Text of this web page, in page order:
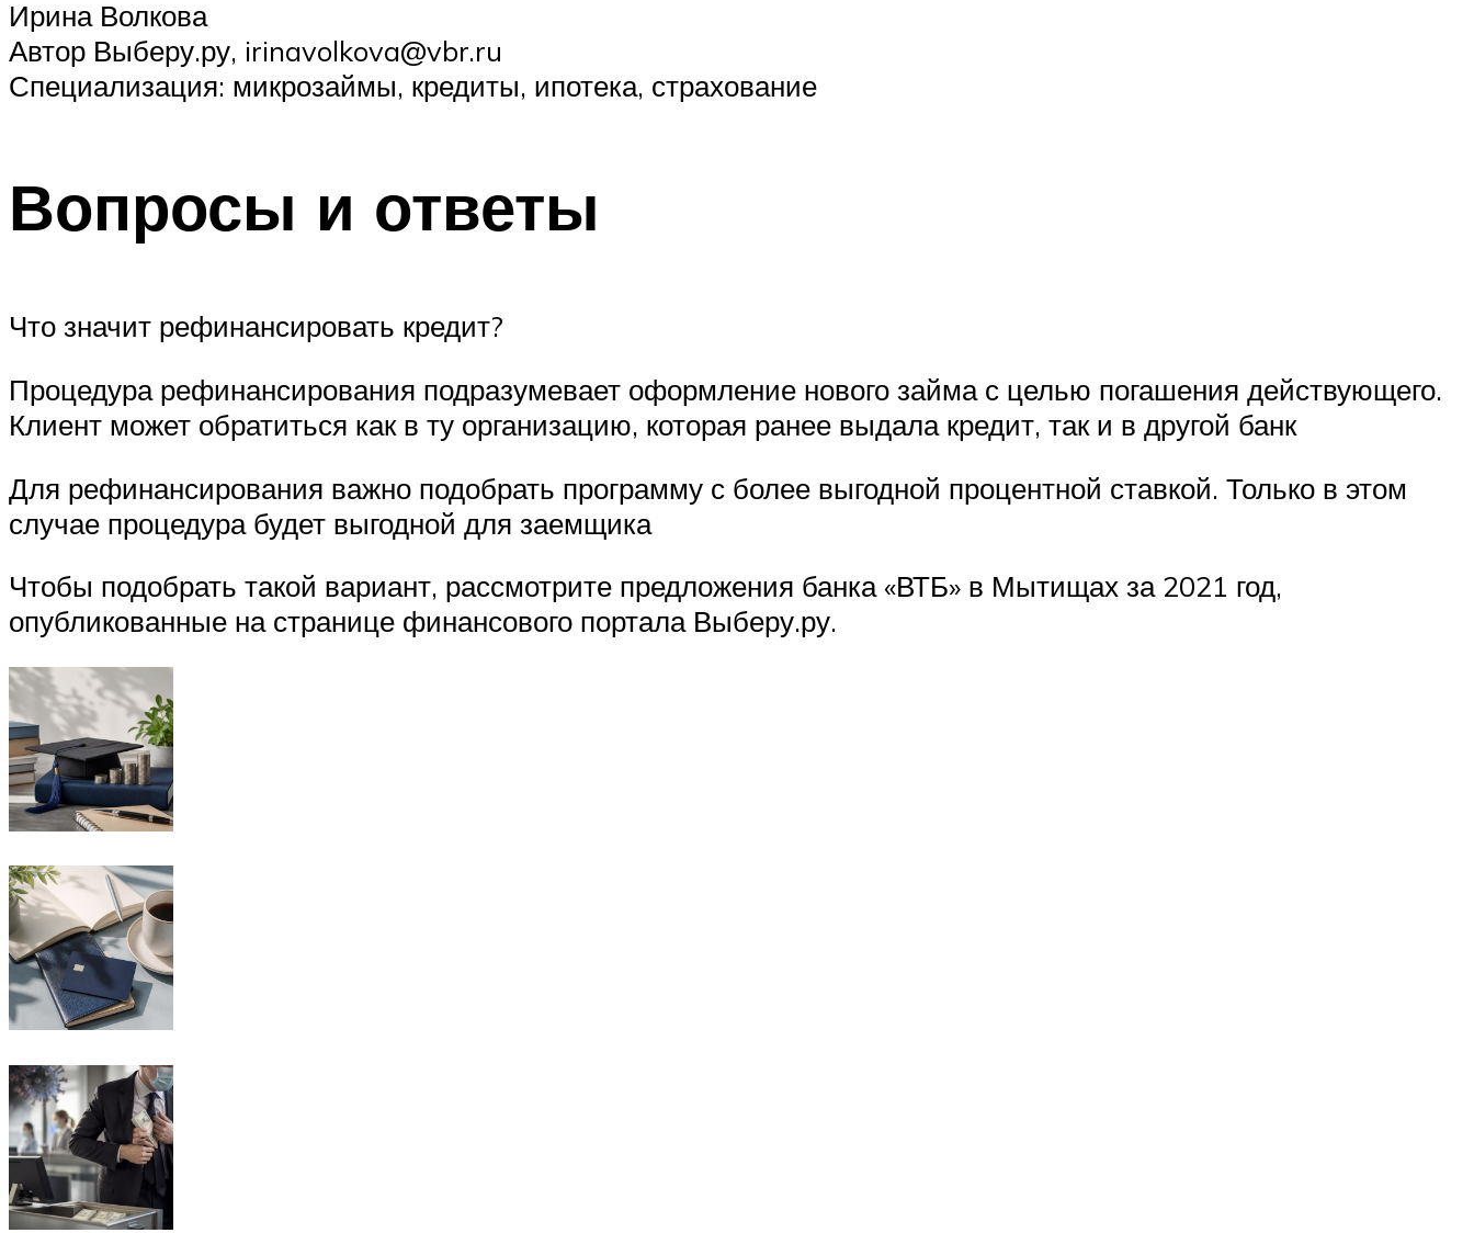
Ирина Волкова
Автор Выберу.ру, irinavolkova@vbr.ru
Специализация: микрозаймы, кредиты, ипотека, страхование
Вопросы и ответы
Что значит рефинансировать кредит?
Процедура рефинансирования подразумевает оформление нового займа с целью погашения действующего.
Клиент может обратиться как в ту организацию, которая ранее выдала кредит, так и в другой банк
Для рефинансирования важно подобрать программу с более выгодной процентной ставкой. Только в этом
случае процедура будет выгодной для заемщика
Чтобы подобрать такой вариант, рассмотрите предложения банка «ВТБ» в Мытищах за 2021 год,
опубликованные на странице финансового портала Выберу.ру.